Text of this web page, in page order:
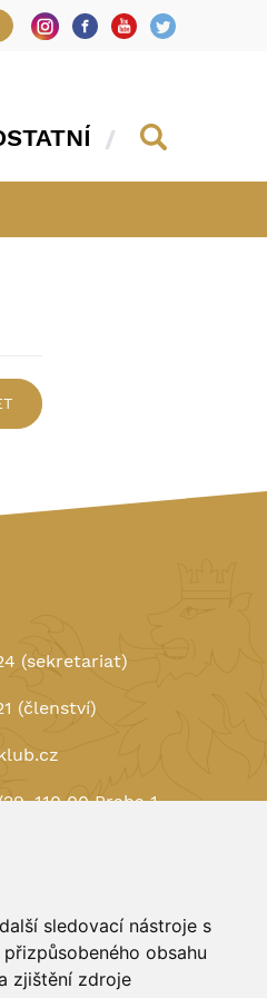
sledovací nástroje s
obsahu
zjištění zdroje
(sekretariat)
(členství)
110 00 Praha 1
uDIGITREE